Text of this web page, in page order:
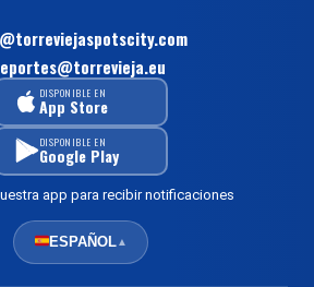
DISPONIBLE EN
App Store
DISPONIBLE EN
Google Play
app para recibir notificaciones
ESPAÑOL▲